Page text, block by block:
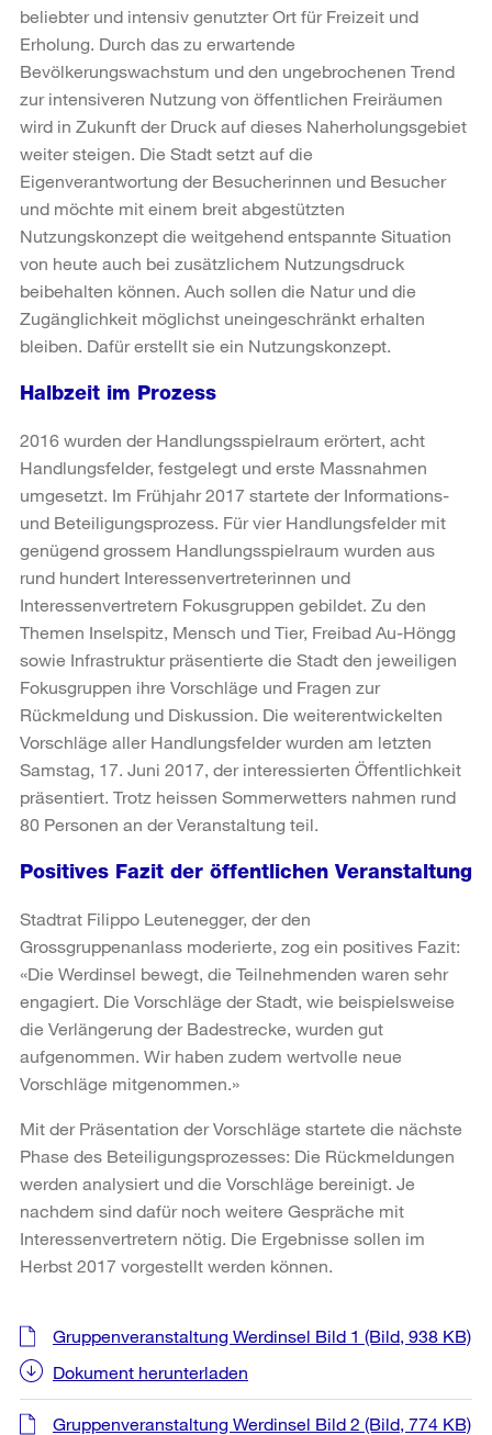
beliebter und intensiv genutzter Ort für Freizeit und
Erholung. Durch das zu erwartende
Bevölkerungswachstum und den ungebrochenen Trend
zur intensiveren Nutzung von öffentlichen Freiräumen
wird in Zukunft der Druck auf dieses Naherholungsgebiet
weiter steigen. Die Stadt setzt auf die
Eigenverantwortung der Besucherinnen und Besucher
und möchte mit einem breit abgestützten
Nutzungskonzept die weitgehend entspannte Situation
von heute auch bei zusätzlichem Nutzungsdruck
beibehalten können. Auch sollen die Natur und die
Zugänglichkeit möglichst uneingeschränkt erhalten
bleiben. Dafür erstellt sie ein Nutzungskonzept.
Halbzeit im Prozess
2016 wurden der Handlungsspielraum erörtert, acht
Handlungsfelder, festgelegt und erste Massnahmen
umgesetzt. Im Frühjahr 2017 startete der Informations-
und Beteiligungsprozess. Für vier Handlungsfelder mit
genügend grossem Handlungsspielraum wurden aus
rund hundert Interessenvertreterinnen und
Interessenvertretern Fokusgruppen gebildet. Zu den
Themen Inselspitz, Mensch und Tier, Freibad Au-Höngg
sowie Infrastruktur präsentierte die Stadt den jeweiligen
Fokusgruppen ihre Vorschläge und Fragen zur
Rückmeldung und Diskussion. Die weiterentwickelten
Vorschläge aller Handlungsfelder wurden am letzten
Samstag, 17. Juni 2017, der interessierten Öffentlichkeit
präsentiert. Trotz heissen Sommerwetters nahmen rund
80 Personen an der Veranstaltung teil.
Positives Fazit der öffentlichen Veranstaltung
Stadtrat Filippo Leutenegger, der den
Grossgruppenanlass moderierte, zog ein positives Fazit:
«Die Werdinsel bewegt, die Teilnehmenden waren sehr
engagiert. Die Vorschläge der Stadt, wie beispielsweise
die Verlängerung der Badestrecke, wurden gut
aufgenommen. Wir haben zudem wertvolle neue
Vorschläge mitgenommen.»
Mit der Präsentation der Vorschläge startete die nächste
Phase des Beteiligungsprozesses: Die Rückmeldungen
werden analysiert und die Vorschläge bereinigt. Je
nachdem sind dafür noch weitere Gespräche mit
Interessenvertretern nötig. Die Ergebnisse sollen im
Herbst 2017 vorgestellt werden können.
Weitere
Informationen
Gruppenveranstaltung Werdinsel Bild 1 (Bild, 938 KB)
Dokument herunterladen
Gruppenveranstaltung Werdinsel Bild 2 (Bild, 774 KB)